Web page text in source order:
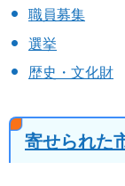
職員募集
選挙
歴史・文化財
寄せられた